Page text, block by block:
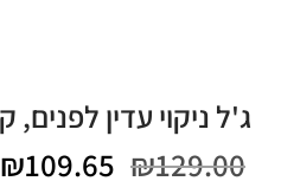
ג'ל ניקוי עדין
₪129.00
המחיר ₪109.65